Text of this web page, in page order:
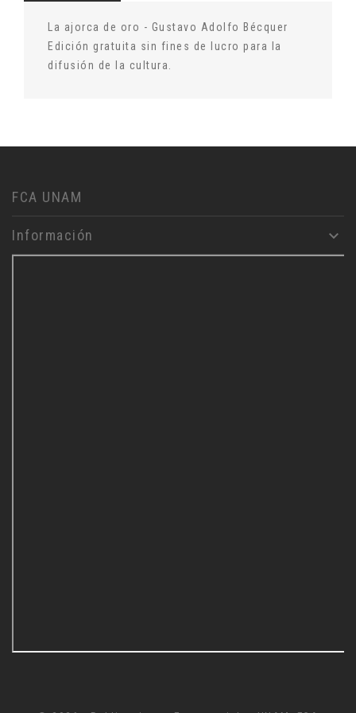
La ajorca de oro - Gustavo Adolfo Bécquer
Edición gratuita sin fines de lucro para la
difusión de la cultura.
FCA UNAM
Información 